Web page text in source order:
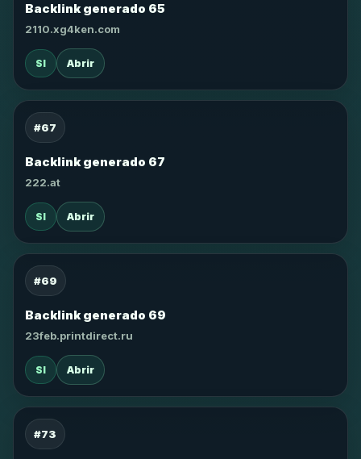
Backlink generado 65
2110.xg4ken.com
SI Abrir
#67
Backlink generado 67
222.at
SI Abrir
#69
Backlink generado 69
23feb.printdirect.ru
SI Abrir
#73